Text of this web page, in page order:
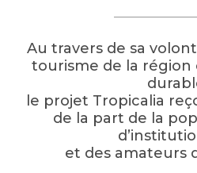
Au travers de sa
tourisme de la région
le projet Tropicalia
de la part de la
et des amateurs